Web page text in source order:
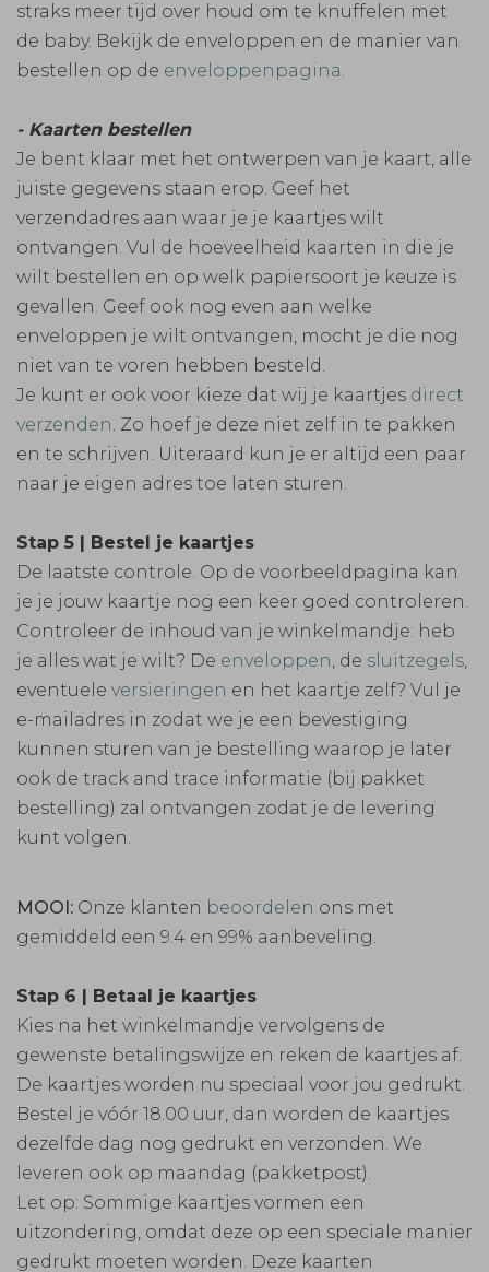
straks meer tijd over houd om te knuffelen met
de baby. Bekijk de enveloppen en de manier van
bestellen op de enveloppenpagina.
- Kaarten bestellen
Je bent klaar met het ontwerpen van je kaart, alle
juiste gegevens staan erop. Geef het
verzendadres aan waar je je kaartjes wilt
ontvangen. Vul de hoeveelheid kaarten in die je
wilt bestellen en op welk papiersoort je keuze is
gevallen. Geef ook nog even aan welke
enveloppen je wilt ontvangen, mocht je die nog
niet van te voren hebben besteld.
Je kunt er ook voor kieze dat wij je kaartjes direct
verzenden. Zo hoef je deze niet zelf in te pakken
en te schrijven. Uiteraard kun je er altijd een paar
naar je eigen adres toe laten sturen.
Stap 5 | Bestel je kaartjes
De laatste controle. Op de voorbeeldpagina kan
je je jouw kaartje nog een keer goed controleren.
Controleer de inhoud van je winkelmandje: heb
je alles wat je wilt? De enveloppen, de sluitzegels,
eventuele versieringen en het kaartje zelf? Vul je
e-mailadres in zodat we je een bevestiging
kunnen sturen van je bestelling waarop je later
ook de track and trace informatie (bij pakket
bestelling) zal ontvangen zodat je de levering
kunt volgen.
MOOI: Onze klanten beoordelen ons met
gemiddeld een 9.4 en 99% aanbeveling.
Stap 6 | Betaal je kaartjes
Kies na het winkelmandje vervolgens de
gewenste betalingswijze en reken de kaartjes af.
De kaartjes worden nu speciaal voor jou gedrukt.
Bestel je vóór 18.00 uur, dan worden de kaartjes
dezelfde dag nog gedrukt en verzonden. We
leveren ook op maandag (pakketpost).
Let op: Sommige kaartjes vormen een
uitzondering, omdat deze op een speciale manier
gedrukt moeten worden. Deze kaarten